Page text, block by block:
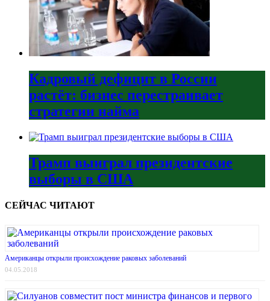
Кадровый дефицит в России
растёт: бизнес перестраивает
стратегии найма
Трамп выиграл президентские
выборы в США
СЕЙЧАС ЧИТАЮТ
Американцы открыли происхождение раковых заболеваний
04.05.2018